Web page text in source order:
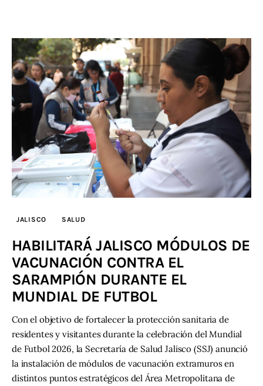
JALISCO SALUD
HABILITARÁ JALISCO MÓDULOS DE
VACUNACIÓN CONTRA EL
SARAMPIÓN DURANTE EL
MUNDIAL DE FUTBOL
Con el objetivo de fortalecer la protección sanitaria de
residentes y visitantes durante la celebración del Mundial
de Futbol 2026, la Secretaría de Salud Jalisco (SSJ) anunció
la instalación de módulos de vacunación extramuros en
distintos puntos estratégicos del Área Metropolitana de